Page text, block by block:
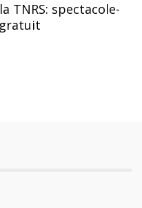
TNRS: spectacole-